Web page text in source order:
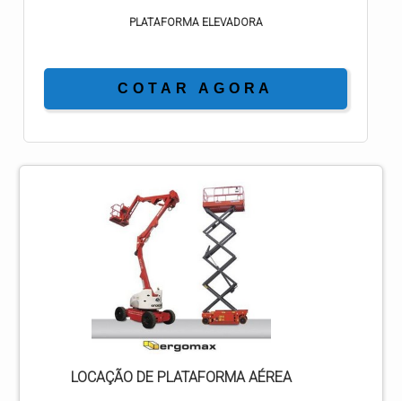
PLATAFORMA ELEVADORA
COTAR AGORA
LOCAÇÃO DE PLATAFORMA AÉREA